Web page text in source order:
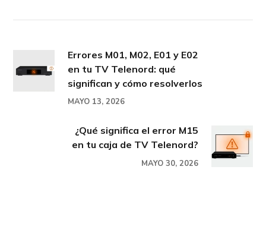
Errores M01, M02, E01 y E02
en tu TV Telenord: qué
significan y cómo resolverlos
MAYO 13, 2026
¿Qué significa el error M15
en tu caja de TV Telenord?
MAYO 30, 2026